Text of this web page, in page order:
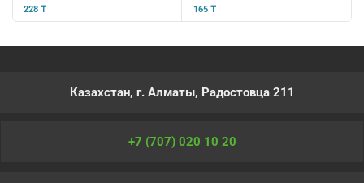
5из 5
228 ₸ 5из 5
165 ₸
Казахстан, г. Алматы, Радостовца 211
+7 (707) 020 10 20